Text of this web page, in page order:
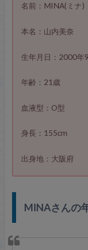
名前：MINA(ミナ)
本名：山内美奈
生年月日：2000年
年齢：21歳
血液型：O型
身長：155cm
出身地：大阪府
MINAさんの